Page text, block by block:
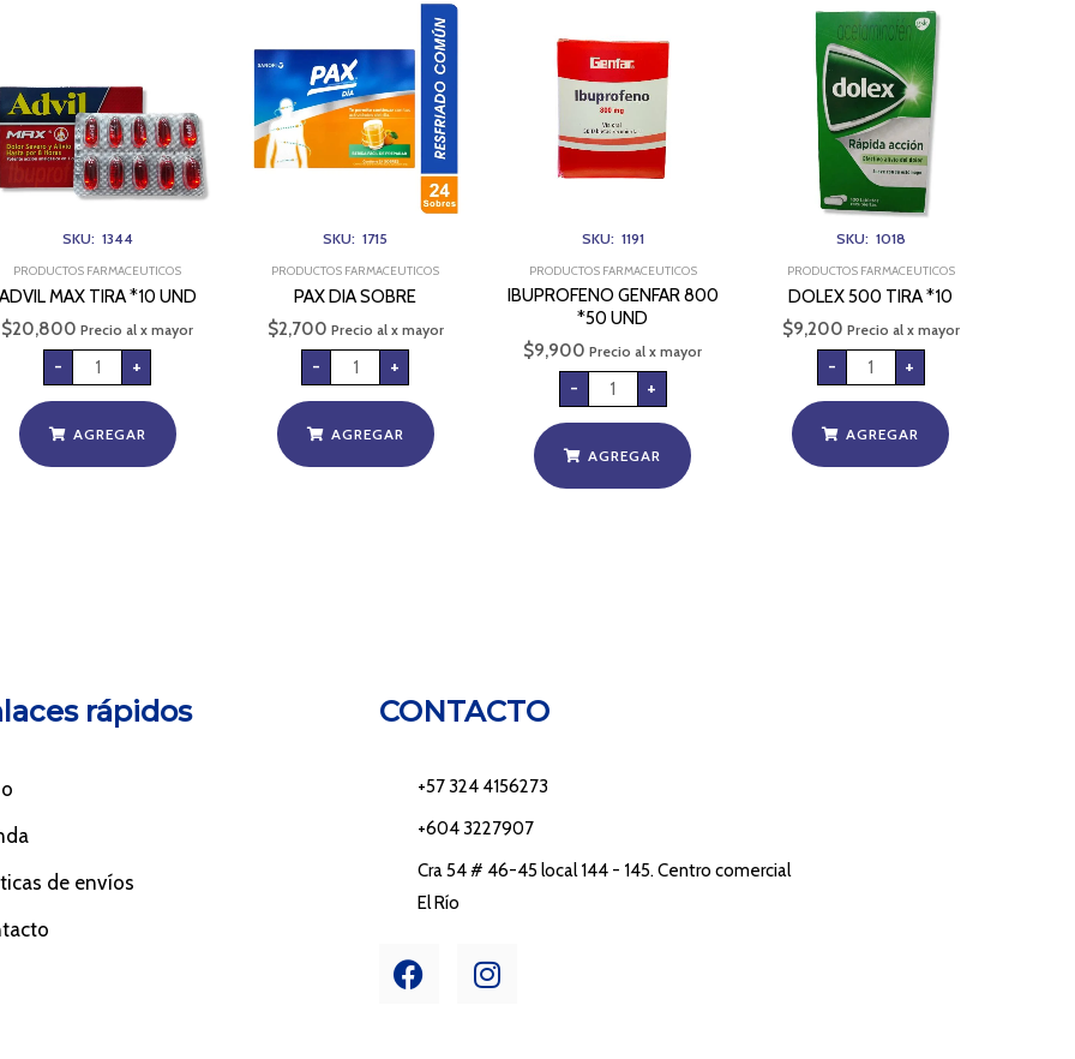
SKU: 1344
PRODUCTOS FARMACEUTICOS
MAX TIRA *10 UND
$20,800 Precio al x mayor
- +
AGREGAR
SKU: 1715
PRODUCTOS FARMACEUTICOS
PAX DIA SOBRE
$2,700 Precio al x mayor
- +
AGREGAR
SKU: 1191
PRODUCTOS FARMACEUTICOS
IBUPROFENO GENFAR 800
*50 UND
$9,900 Precio al x mayor
-
*50
UND
cantidad
+
AGREGAR
SKU: 1018
PRODUCTOS FARMACEUTICOS
DOLEX 500 TIRA *10
$9,200 Precio al x mayor
-
500
TIRA
*10
cantidad
+
AGREGAR
rápidos
de envíos
CONTACTO
+57 324 4156273
+604 3227907
Cra 54 # 46-45 local 144 - 145. Centro comercial
El Río
F
a
I
n